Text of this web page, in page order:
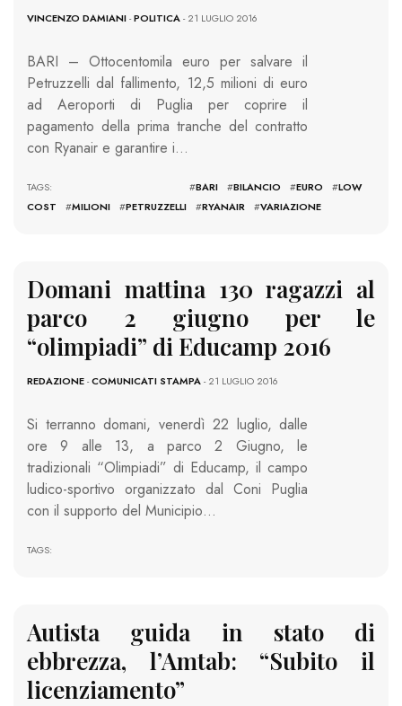
VINCENZO DAMIANI-POLITICA- 21 LUGLIO 2016
BARI – Ottocentomila euro per salvare il
Petruzzelli dal fallimento, 12,5 milioni di euro
ad Aeroporti di Puglia per coprire il
pagamento della prima tranche del contratto
con Ryanair e garantire i…
TAGS: #BARI #BILANCIO #EURO #LOW
COST
#MILIONI #PETRUZZELLI #RYANAIR #VARIAZIONE
Domani mattina 130 ragazzi al
parco 2 giugno per le
“olimpiadi” di Educamp 2016
REDAZIONE-COMUNICATI STAMPA- 21 LUGLIO 2016
Si terranno domani, venerdì 22 luglio, dalle
ore 9 alle 13, a parco 2 Giugno, le
tradizionali “Olimpiadi” di Educamp, il campo
ludico-sportivo organizzato dal Coni Puglia
con il supporto del Municipio…
TAGS:
Autista guida in stato di
ebbrezza, l’Amtab: “Subito il
licenziamento”